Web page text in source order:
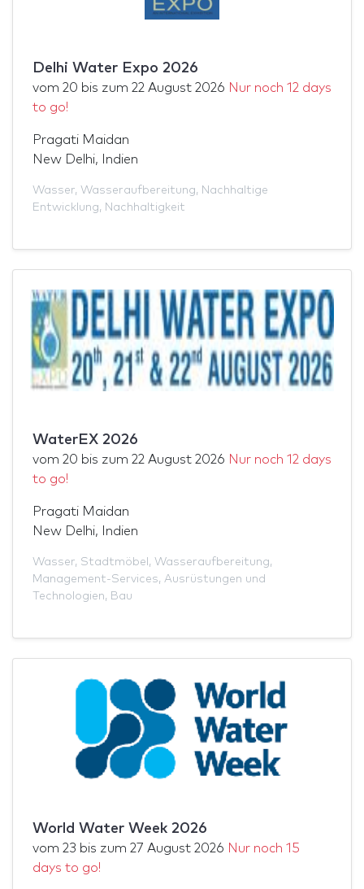
Delhi Water Expo 2026
vom 20 bis zum 22 August 2026 Nur noch 12 days
to go!
Pragati Maidan
New Delhi, Indien
Wasser, Wasseraufbereitung, Nachhaltige
Entwicklung, Nachhaltigkeit
WaterEX 2026
vom 20 bis zum 22 August 2026 Nur noch 12 days
to go!
Pragati Maidan
New Delhi, Indien
Wasser, Stadtmöbel , Wasseraufbereitung,
Management-Services, Ausrüstungen und
Technologien, Bau
World Water Week 2026
vom 23 bis zum 27 August 2026 Nur noch 15
days to go!